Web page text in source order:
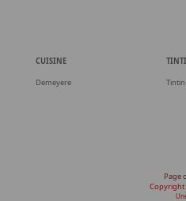
CUISINE
Demeyere Tintin
Page
Copyright